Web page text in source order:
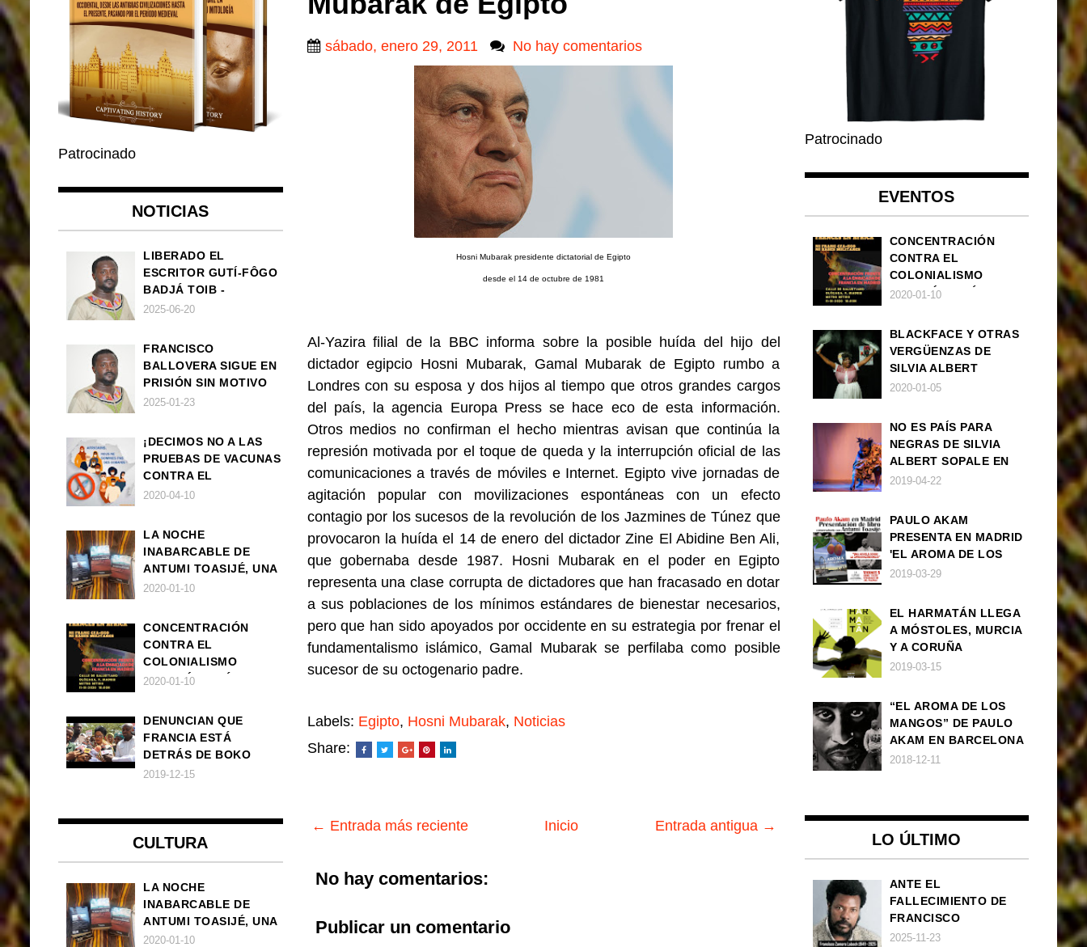
sábado, enero 29, 2011 No hay comentarios
Hosni Mubarak presidente dictatorial de Egipto
desde el 14 de octubre de 1981
Al-Yazira filial de la BBC informa sobre la posible huída del hijo del
dictador egipcio Hosni Mubarak, Gamal Mubarak de Egipto rumbo a
Londres con su esposa y dos hijos al tiempo que otros grandes cargos
del país, la agencia Europa Press se hace eco de esta información.
Otros medios no confirman el hecho mientras avisan que continúa la
represión motivada por el toque de queda y la interrupción oficial de las
comunicaciones a través de móviles e Internet. Egipto vive jornadas de
agitación popular con movilizaciones espontáneas con un efecto
contagio por los sucesos de la revolución de los Jazmines de Túnez que
provocaron la huída el 14 de enero del dictador Zine El Abidine Ben Ali,
que gobernaba desde 1987. Hosni Mubarak en el poder en Egipto
representa una clase corrupta de dictadores que han fracasado en dotar
a sus poblaciones de los mínimos estándares de bienestar necesarios,
pero que han sido apoyados por occidente en su estrategia por frenar el
fundamentalismo islámico, Gamal Mubarak se perfilaba como posible
sucesor de su octogenario padre.
Labels: Egipto, Hosni Mubarak, Noticias
Share:
← Entrada más reciente Entrada antigua →
Inicio
No hay comentarios:
Publicar un comentario
Patrocinado
NOTICIAS
LIBERADO EL
ESCRITOR GUTÍ-FÔGO
BADJÁ TOIB -
FRANCISCO
2025-06-20
FRANCISCO
BALLOVERA SIGUE EN
PRISIÓN SIN MOTIVO
ALGUNO
2025-01-23
¡DECIMOS NO A LAS
PRUEBAS DE VACUNAS
CONTRA EL
CORONAVIRUS EN
2020-04-10
LA NOCHE
INABARCABLE DE
ANTUMI TOASIJÉ, UNA
NOVELA
2020-01-10
CONCENTRACIÓN
CONTRA EL
COLONIALISMO
FRANCÉS EN ÁFRICA
2020-01-10
DENUNCIAN QUE
FRANCIA ESTÁ
DETRÁS DE BOKO
HARAM
2019-12-15
CULTURA
LA NOCHE
INABARCABLE DE
ANTUMI TOASIJÉ, UNA
NOVELA
2020-01-10
Patrocinado
EVENTOS
CONCENTRACIÓN
CONTRA EL
COLONIALISMO
FRANCÉS EN ÁFRICA
2020-01-10
BLACKFACE Y OTRAS
VERGÜENZAS DE
SILVIA ALBERT
SOPALE EN MADRID
2020-01-05
NO ES PAÍS PARA
NEGRAS DE SILVIA
ALBERT SOPALE EN
BARCELONA
2019-04-22
PAULO AKAM
PRESENTA EN MADRID
'EL AROMA DE LOS
MANGOS', UNA
AFRODESCENDENCIA
2019-03-29
EL HARMATÁN LLEGA
A MÓSTOLES, MURCIA
Y A CORUÑA
2019-03-15
“EL AROMA DE LOS
MANGOS” DE PAULO
AKAM EN BARCELONA
2018-12-11
LO ÚLTIMO
ANTE EL
FALLECIMIENTO DE
FRANCISCO
ZAMORA LOBOCH
2025-11-23